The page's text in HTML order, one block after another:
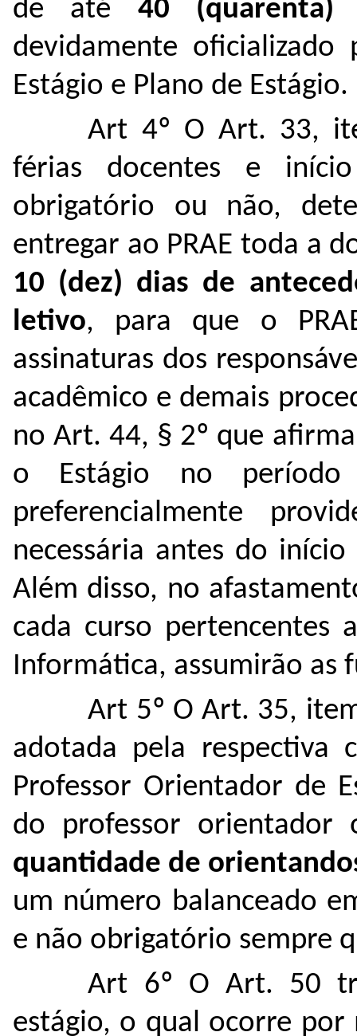
de até 40 (quarenta)
devidamente
Estágio e Plano de Estágio.
Art 4º O Art. 33,
férias docentes e
obrigatório ou não,
entregar ao PRAE toda a
10 (dez) dias de
letivo, para que o
assinaturas dos
acadêmico e demais
no Art. 44, § 2º que
o Estágio no período
preferencialmente
necessária antes do
Além disso, no
cada curso pertencentes
Informática, assumirão as
Art 5º O Art. 35,
adotada pela respectiva
Professor Orientador de
do professor orientador
quantidade de
um número balanceado
e não obrigatório sempre
Art 6º O Art. 50
estágio, o qual ocorre